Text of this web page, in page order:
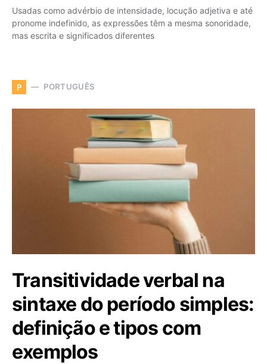
Usadas como advérbio de intensidade, locução adjetiva e até
pronome indefinido, as expressões têm a mesma sonoridade,
mas escrita e significados diferentes
P PORTUGUÊS
Transitividade verbal na
sintaxe do período simples:
definição e tipos com
exemplos